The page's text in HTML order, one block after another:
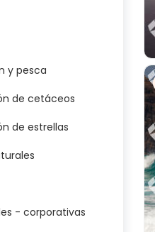
y pesca
de cetáceos
de estrellas
- corporativas